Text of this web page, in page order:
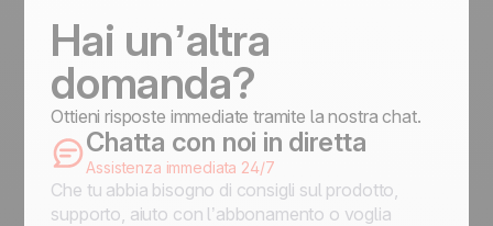
Hai un’altra
domanda?
Ottieni risposte immediate tramite la nostra chat.
Chatta con noi in diretta
Assistenza immediata 24/7
Che tu abbia bisogno di consigli sul prodotto,
supporto, aiuto con l’abbonamento o voglia